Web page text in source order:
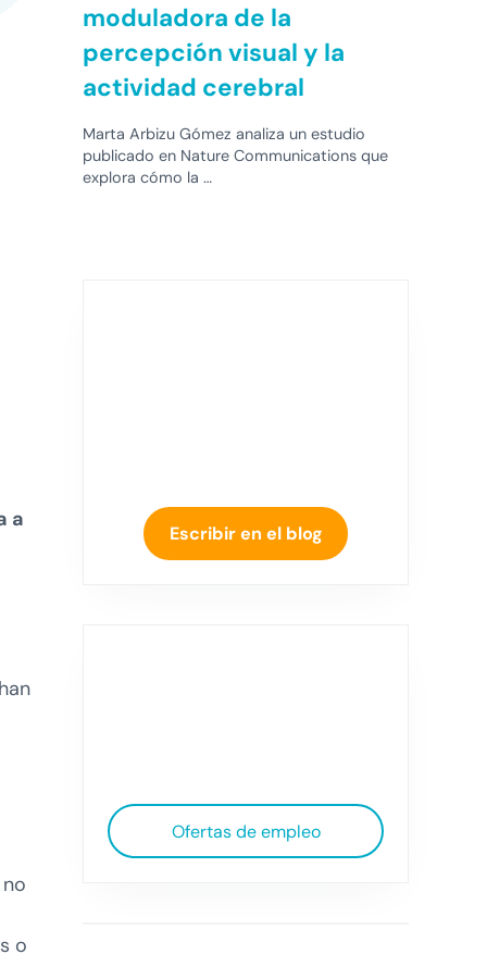
a
o
moduladora de la
percepción visual y la
actividad cerebral
Marta Arbizu Gómez analiza un estudio
publicado en Nature Communications que
explora cómo la …
Escribir en el blog
Ofertas de empleo